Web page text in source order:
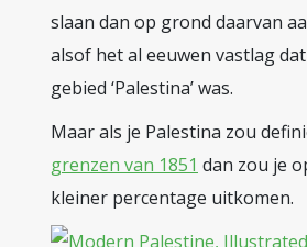
slaan dan op grond daarvan
alsof het al eeuwen vastlag
gebied ‘Palestina’ was.
Maar als je Palestina zou
grenzen van 1851 dan zou je
kleiner percentage uitkomen.